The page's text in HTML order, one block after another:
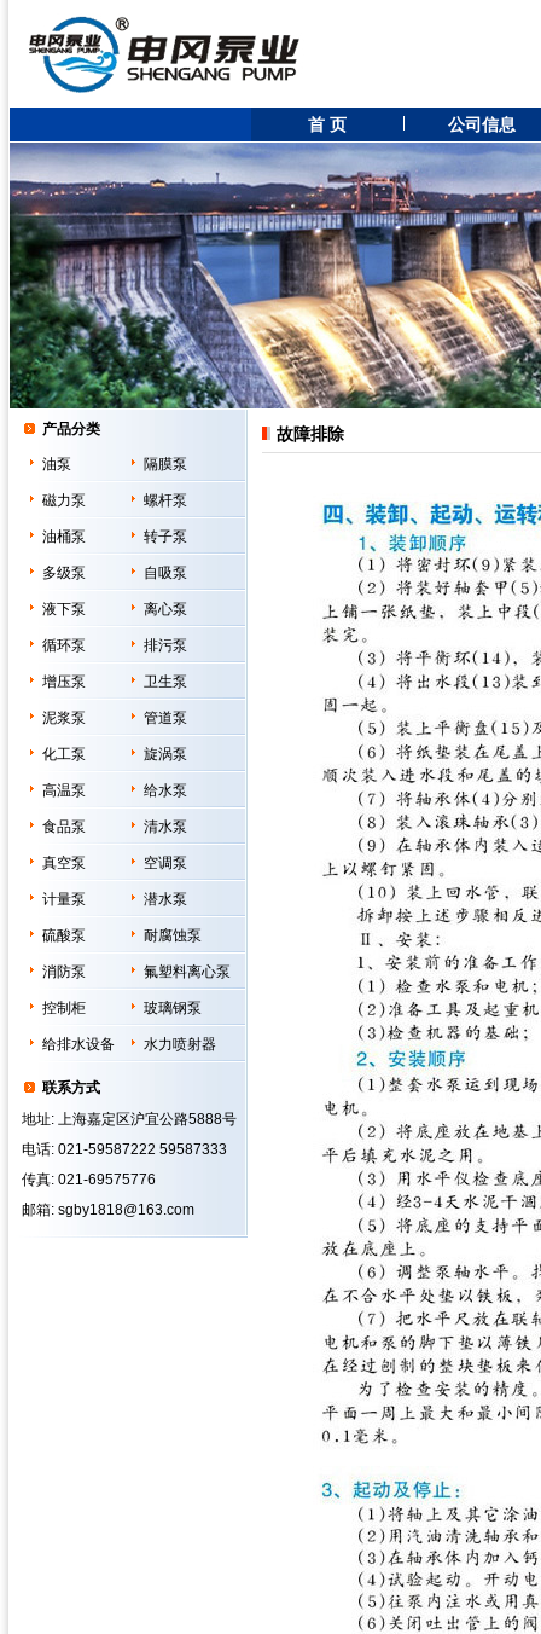
首 页 公司信息
产品分类
油泵 隔膜泵
磁力泵 螺杆泵
油桶泵 转子泵
多级泵 自吸泵
液下泵 离心泵
循环泵 排污泵
增压泵 卫生泵
泥浆泵 管道泵
化工泵 旋涡泵
高温泵 给水泵
食品泵 清水泵
真空泵 空调泵
计量泵 潜水泵
硫酸泵 耐腐蚀泵
消防泵 氟塑料离心泵
控制柜 玻璃钢泵
给排水设备 水力喷射器
联系方式
地址: 上海嘉定区沪宜公路5888号
电话: 021-59587222 59587333
传真: 021-69575776
邮箱: sgby1818@163.com
故障排除